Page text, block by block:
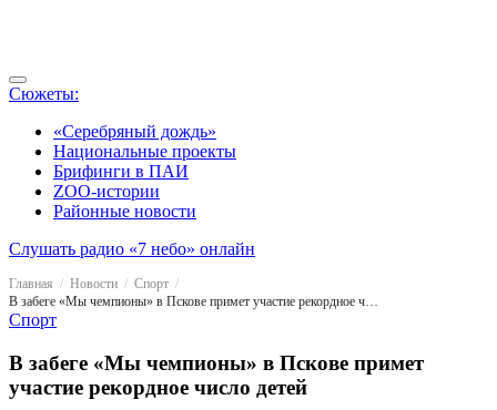
Сюжеты:
«Серебряный дождь»
Национальные проекты
Брифинги в ПАИ
ZOO-истории
Районные новости
Слушать радио «7 небо» онлайн
Главная Новости
Спорт
В забеге «Мы чемпионы» в Пскове примет участие рекордное число детей
Спорт
В забеге «Мы чемпионы» в Пскове примет
участие рекордное число детей